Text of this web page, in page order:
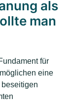
als
man
für
eine